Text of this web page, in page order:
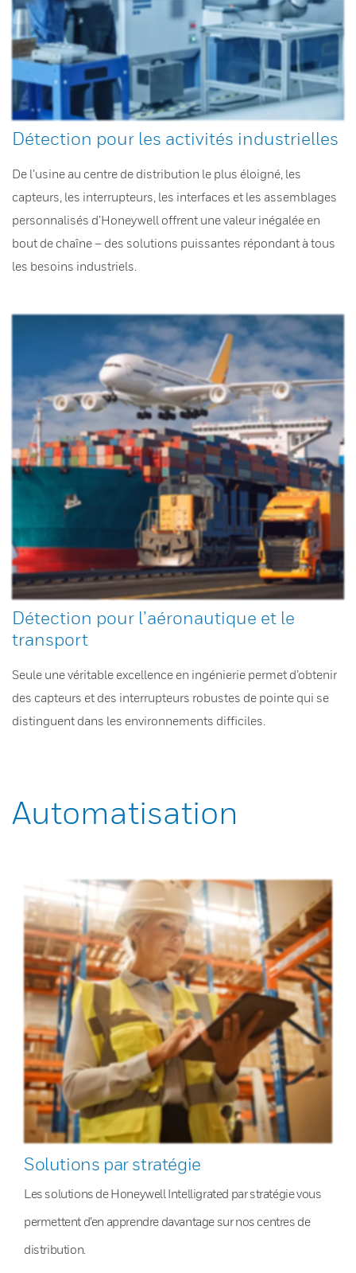
Détection pour les activités industrielles
De l’usine au centre de distribution le plus éloigné, les
capteurs, les interrupteurs, les interfaces et les assemblages
personnalisés d’Honeywell offrent une valeur inégalée en
bout de chaîne – des solutions puissantes répondant à tous
les besoins industriels.
Détection pour l’aéronautique et le
transport
Seule une véritable excellence en ingénierie permet d’obtenir
des capteurs et des interrupteurs robustes de pointe qui se
distinguent dans les environnements difficiles.
Automatisation
Solutions par stratégie
Les solutions de Honeywell Intelligrated par stratégie vous
permettent d’en apprendre davantage sur nos centres de
distribution.